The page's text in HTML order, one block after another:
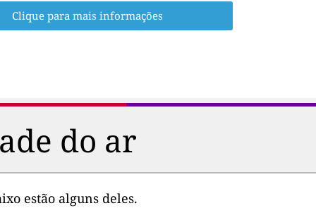
Clique para mais informações
do ar
estão alguns deles.